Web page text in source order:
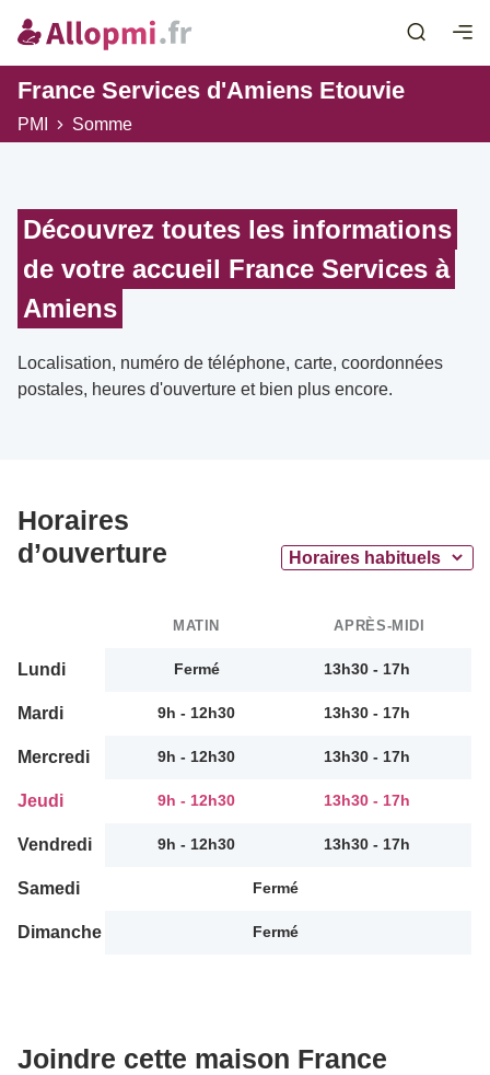
France Services d'Amiens Etouvie
PMI Somme
Découvrez toutes les informations
de votre accueil France Services à
Amiens
Localisation, numéro de téléphone, carte, coordonnées
postales, heures d'ouverture et bien plus encore.
Horaires
d’ouverture
MATIN APRÈS-MIDI
Lundi Fermé 13h30 - 17h
Mardi 9h - 12h30 13h30 - 17h
Mercredi 9h - 12h30 13h30 - 17h
Jeudi 9h - 12h30 13h30 - 17h
Vendredi 9h - 12h30 13h30 - 17h
Samedi Fermé
Dimanche Fermé
Joindre cette maison France